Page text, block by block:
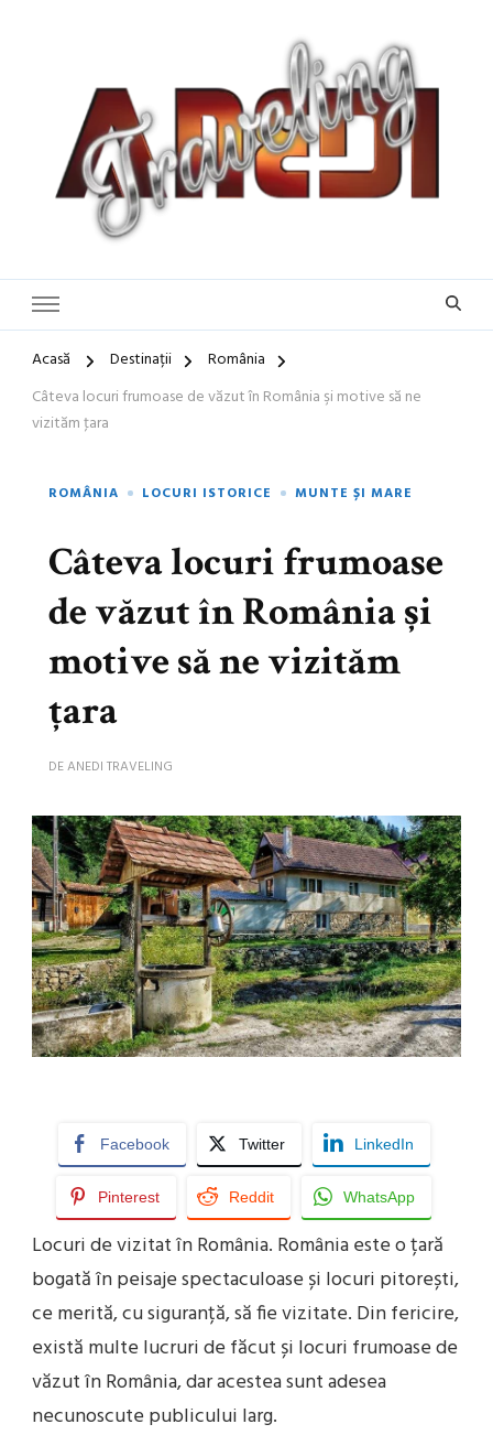
Călătorie în Europa | Inspirație
pentru Vacanțe Memorabile
Acasă Destinații
România
Câteva locuri frumoase de văzut în România şi motive să ne
vizităm ţara
ROMÂNIA LOCURI ISTORICE MUNTE ȘI MARE
Câteva locuri frumoase
de văzut în România şi
motive să ne vizităm
ţara
DEANEDI TRAVELING
Facebook Twitter LinkedIn
Pinterest Reddit WhatsApp
Locuri de vizitat în România. România este o țară
bogată în peisaje spectaculoase și locuri pitorești,
ce merită, cu siguranță, să fie vizitate. Din fericire,
există multe lucruri de făcut și locuri frumoase de
văzut în România, dar acestea sunt adesea
necunoscute publicului larg.